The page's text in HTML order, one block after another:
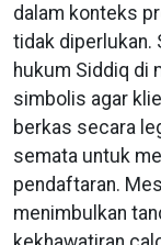
dalam konteks
tidak diperlukan.
hukum Siddiq di
simbolis agar
berkas secara
semata untuk
pendaftaran.
menimbulkan